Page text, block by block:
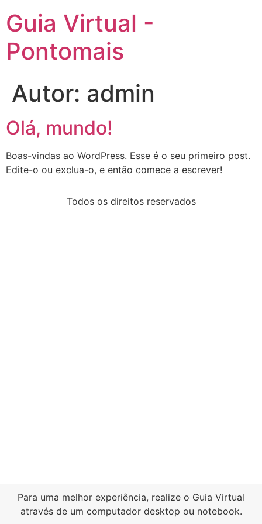
Guia Virtual -
Pontomais
Autor: admin
Olá, mundo!
Boas-vindas ao WordPress. Esse é o seu primeiro post.
Edite-o ou exclua-o, e então comece a escrever!
Todos os direitos reservados
Para uma melhor experiência, realize o Guia Virtual
através de um computador desktop ou notebook.